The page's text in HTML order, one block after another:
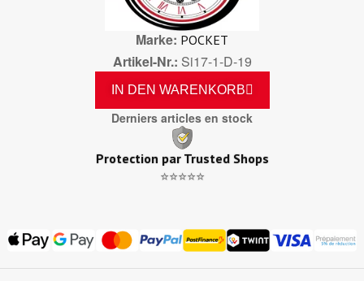
Marke POCKET
Artikel-Nr. Si17-1-D-19
IN DEN WARENKORB
Derniers articles en stock
Protection par Trusted Shops
⭐⭐⭐⭐⭐